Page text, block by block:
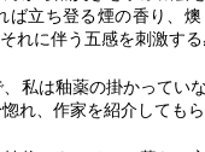
立ち登る煙の香り、
れに伴う五感を刺激する
私は釉薬の掛かってい
れ、作家を紹介しても